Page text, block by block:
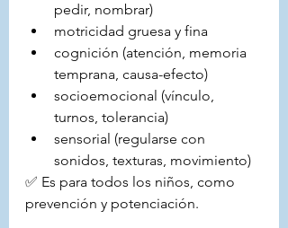
pedir, nombrar)
motricidad gruesa y fina
cognición (atención, memoria
temprana, causa-efecto)
socioemocional (vínculo,
turnos, tolerancia)
sensorial (regularse con
sonidos, texturas, movimiento)
✅ Es para todos los niños, como
prevención y potenciación.